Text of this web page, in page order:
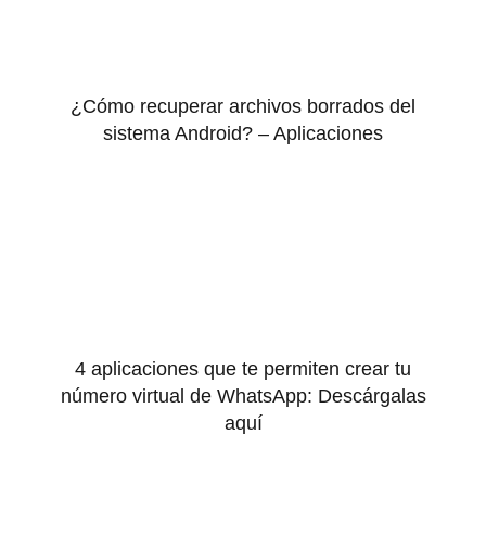
¿Cómo recuperar archivos borrados del
sistema Android? – Aplicaciones
4 aplicaciones que te permiten crear tu
número virtual de WhatsApp: Descárgalas
aquí